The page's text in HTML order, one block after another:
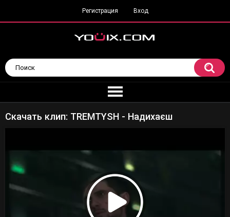
Регистрация Вход
Скачать клип: TREMTYSH - Надихаєш